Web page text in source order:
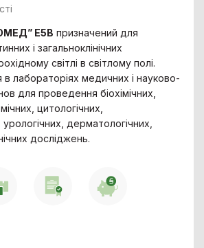
” E5B призначений для
і загальноклінічних
світлі в світлому полі.
в лабораторіях медичних і науково-
для проведення біохімічних,
цитологічних,
дерматологічних,
досліджень.